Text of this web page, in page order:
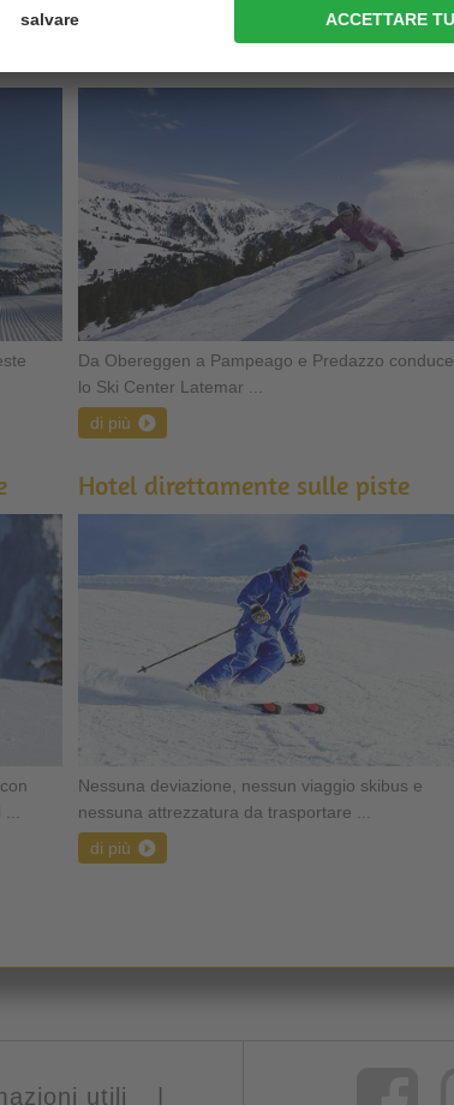
Da Obereggen a Pampeago e Predazzo conduce
lo Ski Center Latemar ...
di più
Hotel direttamente sulle piste
Nessuna deviazione, nessun viaggio skibus e
nessuna attrezzatura da trasportare ...
di più
utili